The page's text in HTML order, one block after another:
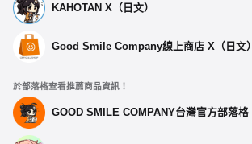
KAHOTAN X（日文）
Good Smile Company線上商店 X（日文）
於部落格查看推薦商品資訊！
GOOD SMILE COMPANY台灣官方部落格